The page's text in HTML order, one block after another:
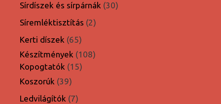
Sírdíszek és sírpárnák 3030
Síremléktisztítás 22
Kerti díszek 6565
termék
Készítmények 108108
Kopogtatók 1515
Koszorúk 3939
termék
Ledvilágítók 77